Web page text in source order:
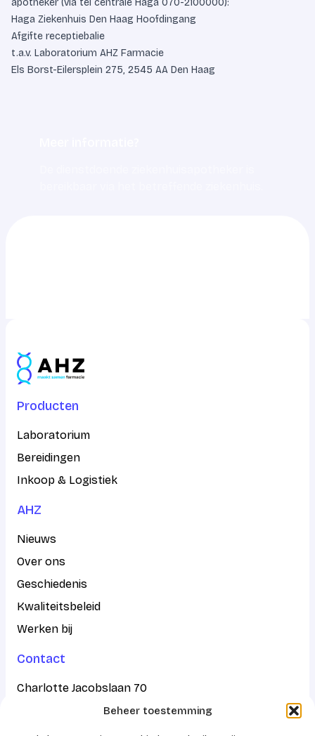
Beheer toestemming
apotheker (via tel centrale Haga 070-2100000):
Haga Ziekenhuis Den Haag Hoofdingang
Afgifte receptiebalie
t.a.v. Laboratorium AHZ Farmacie
Els Borst-Eilersplein 275, 2545 AA Den Haag
Producten
Laboratorium
Bereidingen
Inkoop & Logistiek
AHZ
Nieuws
Over ons
Geschiedenis
Kwaliteitsbeleid
Werken bij
Contact
Charlotte Jacobslaan 70
2545 AB Den Haag